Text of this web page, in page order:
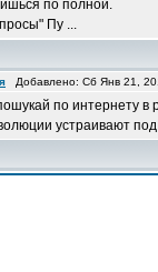
по полной.
Пу ...
Добавлено: Сб Янв 21,
по интернету
устраивают